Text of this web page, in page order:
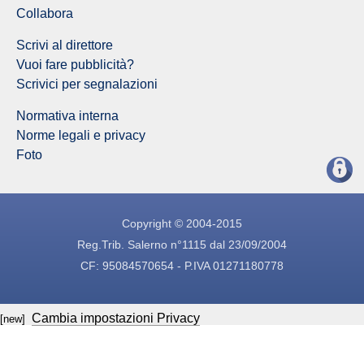
Collabora
Scrivi al direttore
Vuoi fare pubblicità?
Scrivici per segnalazioni
Normativa interna
Norme legali e privacy
Foto
Copyright © 2004-2015
Reg.Trib. Salerno n°1115 dal 23/09/2004
CF: 95084570654 - P.IVA 01271180778
[new] Cambia impostazioni Privacy